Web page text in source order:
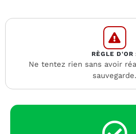
RÈGLE D'OR
Ne tentez rien sans avoir
sauvegarde.